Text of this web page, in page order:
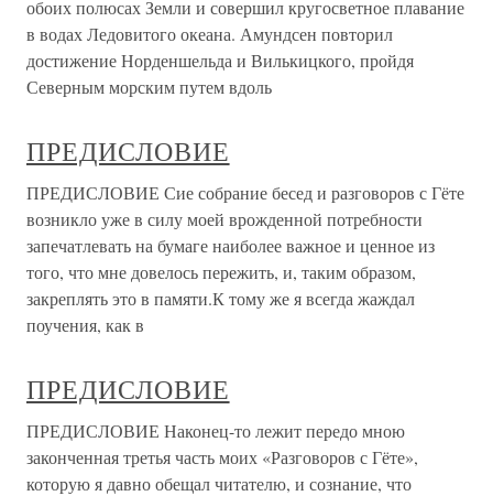
обоих полюсах Земли и совершил кругосветное плавание
в водах Ледовитого океана. Амундсен повторил
достижение Норденшельда и Вилькицкого, пройдя
Северным морским путем вдоль
ПРЕДИСЛОВИЕ
ПРЕДИСЛОВИЕ Сие собрание бесед и разговоров с Гёте
возникло уже в силу моей врожденной потребности
запечатлевать на бумаге наиболее важное и ценное из
того, что мне довелось пережить, и, таким образом,
закреплять это в памяти.К тому же я всегда жаждал
поучения, как в
ПРЕДИСЛОВИЕ
ПРЕДИСЛОВИЕ Наконец-то лежит передо мною
законченная третья часть моих «Разговоров с Гёте»,
которую я давно обещал читателю, и сознание, что